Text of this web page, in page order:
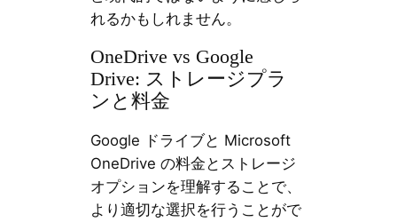
れるかもしれません。
OneDrive vs Google
Drive: ストレージプラ
ンと料金
Google ドライブと Microsoft
OneDrive の料金とストレージ
オプションを理解することで、
より適切な選択を行うことがで